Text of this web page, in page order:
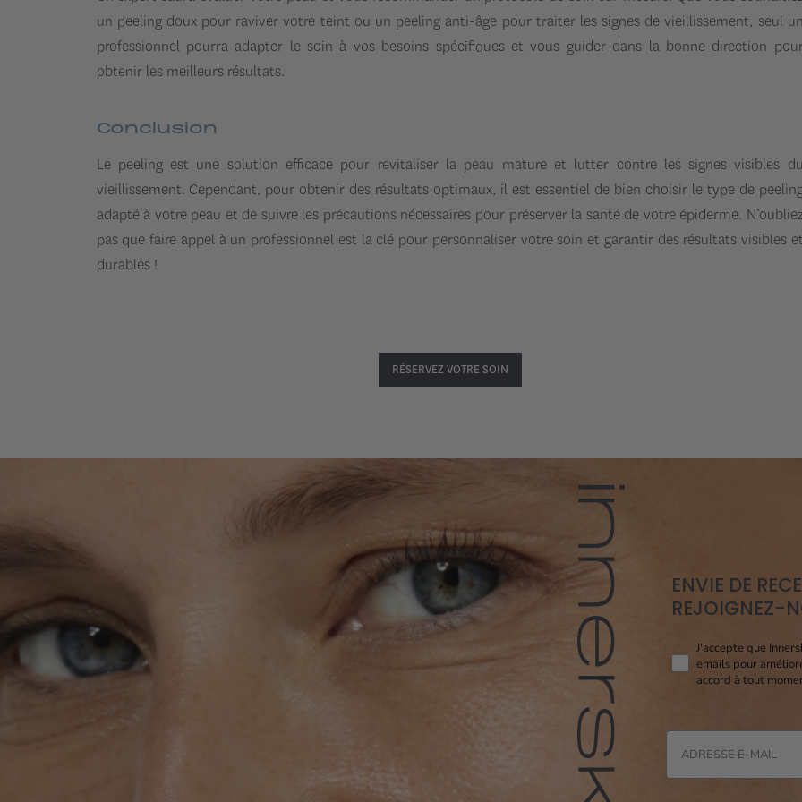
un peeling doux pour raviver votre teint ou un peeling anti-âge pour traiter les signes de vieillissement, seul un
professionnel pourra adapter le soin à vos besoins spécifiques et vous guider dans la bonne direction
obtenir les meilleurs résultats.
Conclusion
Le peeling est une solution efficace pour revitaliser la peau mature et lutter contre les signes visibles du
vieillissement. Cependant, pour obtenir des résultats optimaux, il est essentiel de bien choisir le type de
adapté à votre peau et de suivre les précautions nécessaires pour préserver la santé de votre épiderme.
pas que faire appel à un professionnel est la clé pour personnaliser votre soin et garantir des résultats visibles et
durables !
RÉSERVEZ VOTRE SOIN
ENVIE DE
REJOIGNEZ-
Consent pixel openi
J'accepte que
emails pour
accord à tout